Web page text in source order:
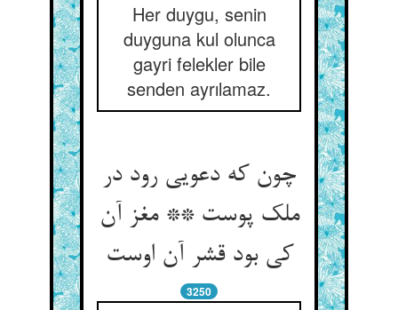
Her duygu, senin
duyguna kul olunca
gayri felekler bile
senden ayrılamaz.
چون که دعویی رود در
ملک پوست ** مغز آن
کی بود قشر آن اوست‏
3250